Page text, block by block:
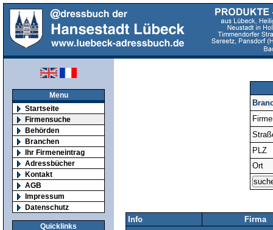
Menu
Startseite
Firmensuche
Behörden
Branchen
Ihr Firmeneintrag
Adressbücher
Kontakt
AGB
Impressum
Datenschutz
Quicklinks
PLZ
Ort
Info Firma